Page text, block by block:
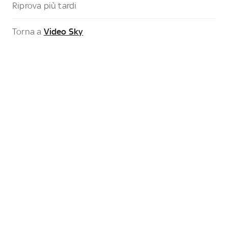
Riprova più tardi
Torna a Video Sky